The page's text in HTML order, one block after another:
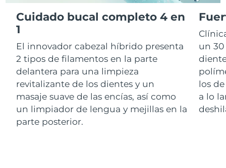
Cuidado bucal completo 4 en
1
El innovador cabezal híbrido presenta
2 tipos de filamentos en la parte
delantera para una limpieza
revitalizante de los dientes y un
masaje suave de las encías, así como
un limpiador de lengua y mejillas en la
parte posterior.
un
los
a lo
RAE de Macao
(China)
Malasia Entrega prevista 8/11/26
Malta Entrega prevista 8/8/26
México Entrega prevista 8/12/26
Mónaco